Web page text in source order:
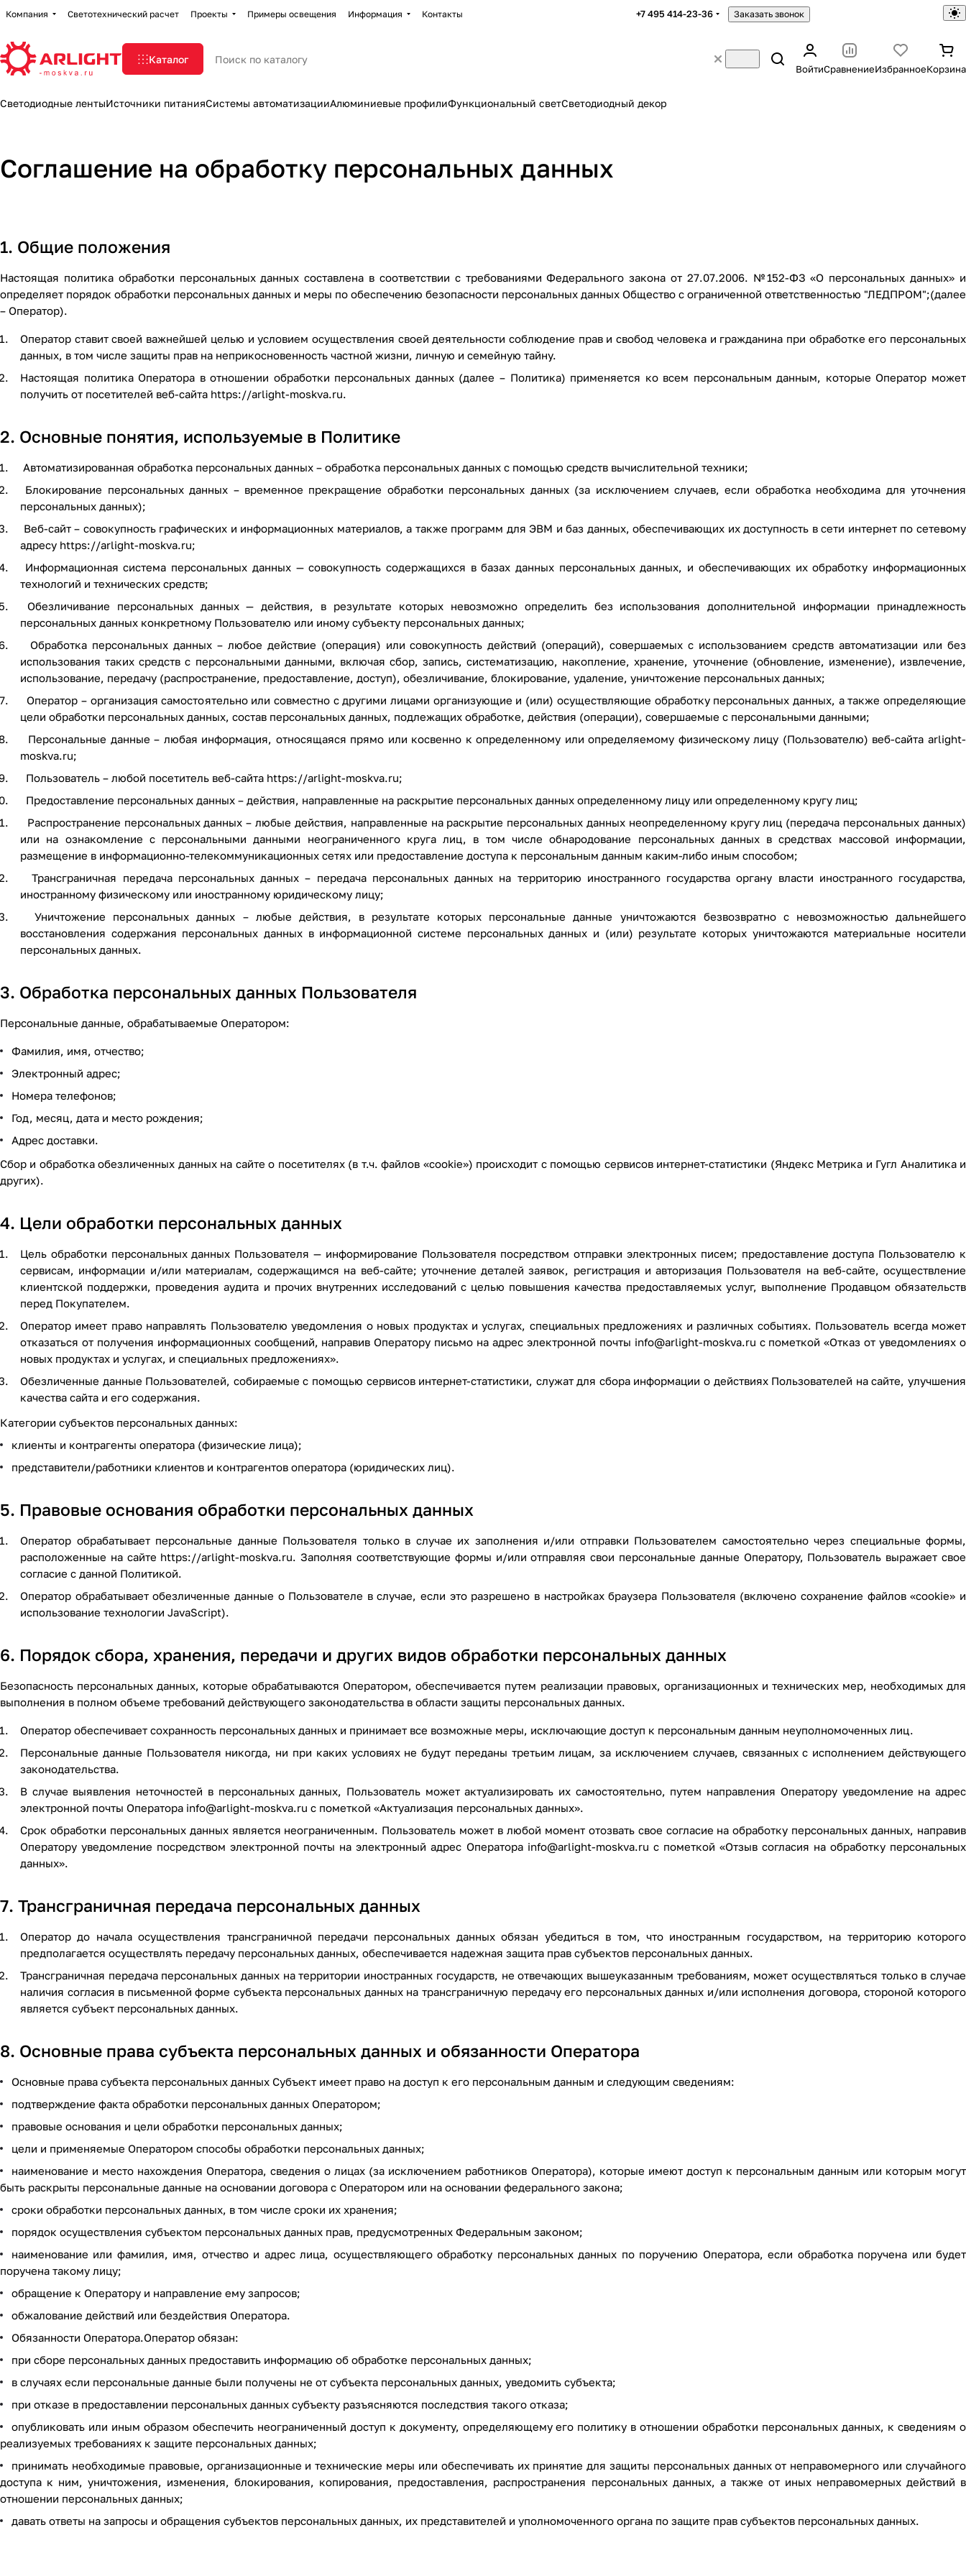
Компания Светотехнический расчет Проекты Примеры освещения Информация Контакты +7 495 414-23-36 Заказать звонок
Каталог
ВойтиСравнениеИзбранноеКорзина
Светодиодные лентыИсточники питанияСистемы автоматизацииАлюминиевые профилиФункциональный светСветодиодный декор
Соглашение на обработку персональных данных
1. Общие положения
Настоящая политика обработки персональных данных составлена в соответствии с требованиями Федерального закона от 27.07.2006. №152-ФЗ «О персональных данных» и
определяет порядок обработки персональных данных и меры по обеспечению безопасности персональных данных Общество с ограниченной ответственностью "ЛЕДПРОМ";(далее
– Оператор).
Оператор ставит своей важнейшей целью и условием осуществления своей деятельности соблюдение прав и свобод человека и гражданина при обработке его персональных
данных, в том числе защиты прав на неприкосновенность частной жизни, личную и семейную тайну.
Настоящая политика Оператора в отношении обработки персональных данных (далее – Политика) применяется ко всем персональным данным, которые Оператор может
получить от посетителей веб-сайта https://arlight-moskva.ru.
2. Основные понятия, используемые в Политике
Автоматизированная обработка персональных данных – обработка персональных данных с помощью средств вычислительной техники;
Блокирование персональных данных – временное прекращение обработки персональных данных (за исключением случаев, если обработка необходима для уточнения
персональных данных);
Веб-сайт – совокупность графических и информационных материалов, а также программ для ЭВМ и баз данных, обеспечивающих их доступность в сети интернет по сетевому
адресу https://arlight-moskva.ru;
Информационная система персональных данных — совокупность содержащихся в базах данных персональных данных, и обеспечивающих их обработку информационных
технологий и технических средств;
Обезличивание персональных данных — действия, в результате которых невозможно определить без использования дополнительной информации принадлежность
персональных данных конкретному Пользователю или иному субъекту персональных данных;
Обработка персональных данных – любое действие (операция) или совокупность действий (операций), совершаемых с использованием средств автоматизации или без
использования таких средств с персональными данными, включая сбор, запись, систематизацию, накопление, хранение, уточнение (обновление, изменение), извлечение,
использование, передачу (распространение, предоставление, доступ), обезличивание, блокирование, удаление, уничтожение персональных данных;
Оператор – организация самостоятельно или совместно с другими лицами организующие и (или) осуществляющие обработку персональных данных, а также определяющие
цели обработки персональных данных, состав персональных данных, подлежащих обработке, действия (операции), совершаемые с персональными данными;
Персональные данные – любая информация, относящаяся прямо или косвенно к определенному или определяемому физическому лицу (Пользователю) веб-сайта arlight-
moskva.ru;
Пользователь – любой посетитель веб-сайта https://arlight-moskva.ru;
Предоставление персональных данных – действия, направленные на раскрытие персональных данных определенному лицу или определенному кругу лиц;
Распространение персональных данных – любые действия, направленные на раскрытие персональных данных неопределенному кругу лиц (передача персональных данных)
или на ознакомление с персональными данными неограниченного круга лиц, в том числе обнародование персональных данных в средствах массовой информации,
размещение в информационно-телекоммуникационных сетях или предоставление доступа к персональным данным каким-либо иным способом;
Трансграничная передача персональных данных – передача персональных данных на территорию иностранного государства органу власти иностранного государства,
иностранному физическому или иностранному юридическому лицу;
Уничтожение персональных данных – любые действия, в результате которых персональные данные уничтожаются безвозвратно с невозможностью дальнейшего
восстановления содержания персональных данных в информационной системе персональных данных и (или) результате которых уничтожаются материальные носители
персональных данных.
3. Обработка персональных данных Пользователя
Персональные данные, обрабатываемые Оператором:
Фамилия, имя, отчество;
Электронный адрес;
Номера телефонов;
Год, месяц, дата и место рождения;
Адрес доставки.
Сбор и обработка обезличенных данных на сайте о посетителях (в т.ч. файлов «cookie») происходит с помощью сервисов интернет-статистики (Яндекс Метрика и Гугл Аналитика и
других).
4. Цели обработки персональных данных
Цель обработки персональных данных Пользователя — информирование Пользователя посредством отправки электронных писем; предоставление доступа Пользователю к
сервисам, информации и/или материалам, содержащимся на веб-сайте; уточнение деталей заявок, регистрация и авторизация Пользователя на веб-сайте, осуществление
клиентской поддержки, проведения аудита и прочих внутренних исследований с целью повышения качества предоставляемых услуг, выполнение Продавцом обязательств
перед Покупателем.
Оператор имеет право направлять Пользователю уведомления о новых продуктах и услугах, специальных предложениях и различных событиях. Пользователь всегда может
отказаться от получения информационных сообщений, направив Оператору письмо на адрес электронной почты info@arlight-moskva.ru с пометкой «Отказ от уведомлениях о
новых продуктах и услугах, и специальных предложениях».
Обезличенные данные Пользователей, собираемые с помощью сервисов интернет-статистики, служат для сбора информации о действиях Пользователей на сайте, улучшения
качества сайта и его содержания.
Категории субъектов персональных данных:
клиенты и контрагенты оператора (физические лица);
представители/работники клиентов и контрагентов оператора (юридических лиц).
5. Правовые основания обработки персональных данных
Оператор обрабатывает персональные данные Пользователя только в случае их заполнения и/или отправки Пользователем самостоятельно через специальные формы,
расположенные на сайте https://arlight-moskva.ru. Заполняя соответствующие формы и/или отправляя свои персональные данные Оператору, Пользователь выражает свое
согласие с данной Политикой.
Оператор обрабатывает обезличенные данные о Пользователе в случае, если это разрешено в настройках браузера Пользователя (включено сохранение файлов «cookie» и
использование технологии JavaScript).
6. Порядок сбора, хранения, передачи и других видов обработки персональных данных
Безопасность персональных данных, которые обрабатываются Оператором, обеспечивается путем реализации правовых, организационных и технических мер, необходимых для
выполнения в полном объеме требований действующего законодательства в области защиты персональных данных.
Оператор обеспечивает сохранность персональных данных и принимает все возможные меры, исключающие доступ к персональным данным неуполномоченных лиц.
Персональные данные Пользователя никогда, ни при каких условиях не будут переданы третьим лицам, за исключением случаев, связанных с исполнением действующего
законодательства.
В случае выявления неточностей в персональных данных, Пользователь может актуализировать их самостоятельно, путем направления Оператору уведомление на адрес
электронной почты Оператора info@arlight-moskva.ru с пометкой «Актуализация персональных данных».
Срок обработки персональных данных является неограниченным. Пользователь может в любой момент отозвать свое согласие на обработку персональных данных, направив
Оператору уведомление посредством электронной почты на электронный адрес Оператора info@arlight-moskva.ru с пометкой «Отзыв согласия на обработку персональных
данных».
7. Трансграничная передача персональных данных
Оператор до начала осуществления трансграничной передачи персональных данных обязан убедиться в том, что иностранным государством, на территорию которого
предполагается осуществлять передачу персональных данных, обеспечивается надежная защита прав субъектов персональных данных.
Трансграничная передача персональных данных на территории иностранных государств, не отвечающих вышеуказанным требованиям, может осуществляться только в случае
наличия согласия в письменной форме субъекта персональных данных на трансграничную передачу его персональных данных и/или исполнения договора, стороной которого
является субъект персональных данных.
8. Основные права субъекта персональных данных и обязанности Оператора
Основные права субъекта персональных данных Субъект имеет право на доступ к его персональным данным и следующим сведениям:
подтверждение факта обработки персональных данных Оператором;
правовые основания и цели обработки персональных данных;
цели и применяемые Оператором способы обработки персональных данных;
наименование и место нахождения Оператора, сведения о лицах (за исключением работников Оператора), которые имеют доступ к персональным данным или которым могут
быть раскрыты персональные данные на основании договора с Оператором или на основании федерального закона;
сроки обработки персональных данных, в том числе сроки их хранения;
порядок осуществления субъектом персональных данных прав, предусмотренных Федеральным законом;
наименование или фамилия, имя, отчество и адрес лица, осуществляющего обработку персональных данных по поручению Оператора, если обработка поручена или будет
поручена такому лицу;
обращение к Оператору и направление ему запросов;
обжалование действий или бездействия Оператора.
Обязанности Оператора.Оператор обязан:
при сборе персональных данных предоставить информацию об обработке персональных данных;
в случаях если персональные данные были получены не от субъекта персональных данных, уведомить субъекта;
при отказе в предоставлении персональных данных субъекту разъясняются последствия такого отказа;
опубликовать или иным образом обеспечить неограниченный доступ к документу, определяющему его политику в отношении обработки персональных данных, к сведениям о
реализуемых требованиях к защите персональных данных;
принимать необходимые правовые, организационные и технические меры или обеспечивать их принятие для защиты персональных данных от неправомерного или случайного
доступа к ним, уничтожения, изменения, блокирования, копирования, предоставления, распространения персональных данных, а также от иных неправомерных действий в
отношении персональных данных;
давать ответы на запросы и обращения субъектов персональных данных, их представителей и уполномоченного органа по защите прав субъектов персональных данных.